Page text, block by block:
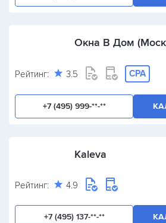
Окна В Дом
Рейтинг: 3.5 CPA
+7 (495) 999-**-**
Kaleva
Рейтинг: 4.9
+7 (495) 137-**-**